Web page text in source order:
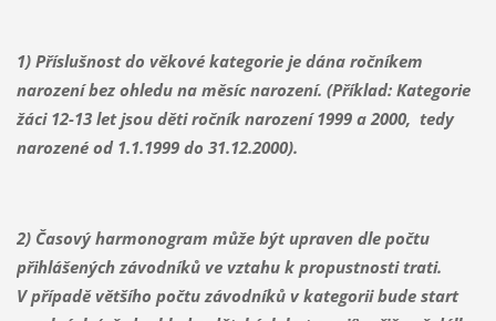
1) Příslušnost do věkové kategorie je dána ročníkem
narození bez ohledu na měsíc narození. (Příklad: Kategorie
žáci 12-13 let jsou děti ročník narození 1999 a 2000, tedy
narozené od 1.1.1999 do 31.12.2000).
2) Časový harmonogram může být upraven dle počtu
přihlášených závodníků ve vztahu k propustnosti trati.
V případě většího počtu závodníků v kategorii bude start